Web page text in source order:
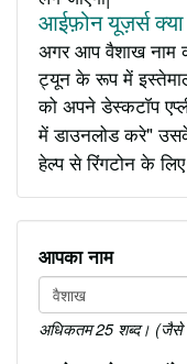
आईफ़ोन यूज़र्स
अगर आप वैशाख नाम
ट्यून के रूप में
को अपने डेस्कटॉप
में डाउनलोड करे"
हेल्प से रिंगटोन के
आपका नाम
अधिकतम 25 शब्द। (जैसे